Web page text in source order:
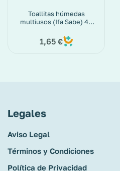
Toallitas húmedas
multiusos (Ifa Sabe) 48
1,65 €
Legales
Aviso Legal
Términos y Condiciones
Política de Privacidad